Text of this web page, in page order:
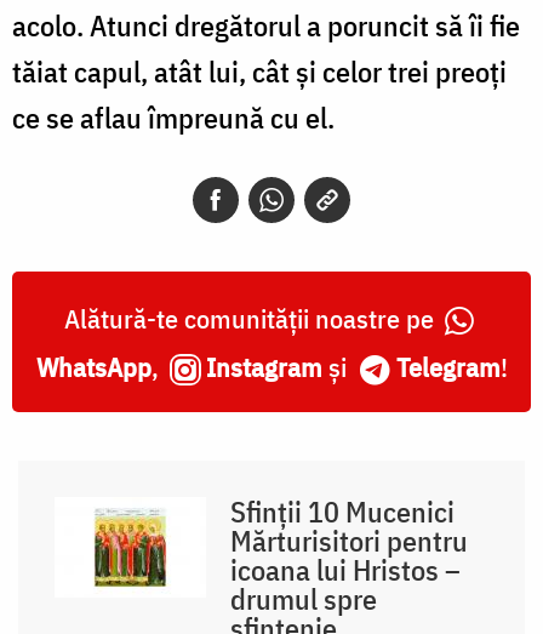
acolo. Atunci dregătorul a poruncit să îi fie
tăiat capul, atât lui, cât și celor trei preoți
ce se aflau împreună cu el.
Alătură-te comunității noastre pe
WhatsApp, Instagram și Telegram!
Sfinții 10 Mucenici
Mărturisitori pentru
icoana lui Hristos –
drumul spre